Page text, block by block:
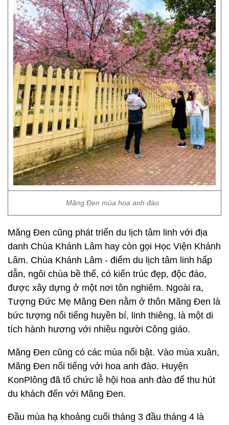
Măng Đen mùa hoa anh đào.
Măng Đen cũng phát triển du lịch tâm linh với địa
danh Chùa Khánh Lâm hay còn gọi Học Viện Khánh
Lâm. Chùa Khánh Lâm - điểm du lịch tâm linh hấp
dẫn, ngôi chùa bề thế, có kiến trúc đẹp, độc đáo,
được xây dựng ở một nơi tôn nghiêm. Ngoài ra,
Tượng Đức Mẹ Măng Đen nằm ở thôn Măng Đen là
bức tượng nổi tiếng huyền bí, linh thiêng, là một di
tích hành hương với nhiều người Công giáo.
Măng Đen cũng có các mùa nổi bật. Vào mùa xuân,
Măng Đen nổi tiếng với hoa anh đào. Huyện
KonPlông đã tổ chức lễ hội hoa anh đào để thu hút
du khách đến với Măng Đen.
Đầu mùa hạ khoảng cuối tháng 3 đầu tháng 4 là